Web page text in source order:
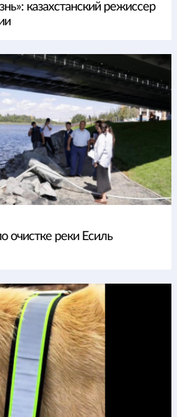
казахстанский режиссер
очистке реки Есиль